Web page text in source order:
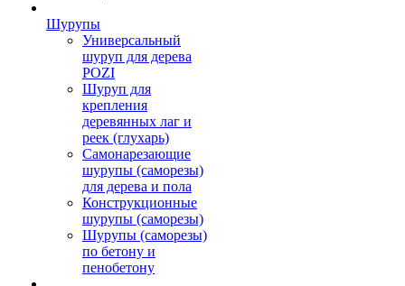
Шурупы
Универсальный
шуруп для дерева
POZI
Шуруп для
крепления
деревянных лаг и
реек (глухарь)
Самонарезающие
шурупы (саморезы)
для дерева и пола
Конструкционные
шурупы (саморезы)
Шурупы (саморезы)
по бетону и
пенобетону